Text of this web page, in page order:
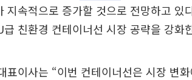
지속적으로 증가할 것으로 전망하고 있
친환경 컨테이너선 시장 공략을 강화
표이사는 “이번 컨테이너선은 시장 변